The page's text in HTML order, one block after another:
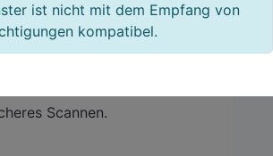
QR-Codes mit
Scannen.
ist nicht mit dem Empfang von
kompatibel.